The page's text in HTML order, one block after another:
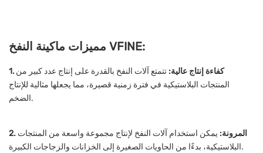
مميزات ماكينة النفخ VFINE:
1. كفاءة إنتاج عالية: تتمتع آلات النفخ بالقدرة على إنتاج عدد كبير من
المنتجات البلاستيكية في فترة زمنية قصيرة، مما يجعلها مثالية للإنتاج
الضخم.
2. المرونة: يمكن استخدام آلات النفخ لإنتاج مجموعة واسعة من المنتجات
البلاستيكية، بدءًا من الحاويات الصغيرة إلى الخزانات والزجاجات الكبيرة.